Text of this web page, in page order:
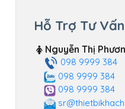
Hỗ Trợ Tư Vấn
Nguyễn Thị
098 9999 384
098 9999 384
098 9999 384